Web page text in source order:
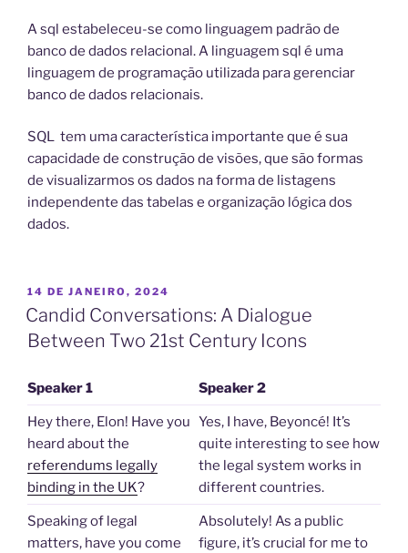
A sql estabeleceu-se como linguagem padrão de
banco de dados relacional. A linguagem sql é uma
linguagem de programação utilizada para gerenciar
banco de dados relacionais.
SQL tem uma característica importante que é sua
capacidade de construção de visões, que são formas
de visualizarmos os dados na forma de listagens
independente das tabelas e organização lógica dos
dados.
PUBLICADO
EM
14 DE JANEIRO, 2024
Candid Conversations: A Dialogue
Between Two 21st Century Icons
Speaker 1 Speaker 2
Hey there, Elon! Have you
heard about the
referendums legally
binding in the UK?
Yes, I have, Beyoncé! It’s
quite interesting to see how
the legal system works in
different countries.
Speaking of legal
matters, have you come
Absolutely! As a public
figure, it’s crucial for me to